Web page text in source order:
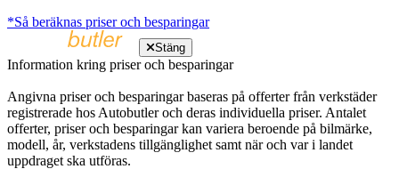
*Så beräknas priser och besparingar
Stäng
Information kring priser och besparingar
Angivna priser och besparingar baseras på offerter från verkstäder
registrerade hos Autobutler och deras individuella priser. Antalet
offerter, priser och besparingar kan variera beroende på bilmärke,
modell, år, verkstadens tillgänglighet samt när och var i landet
uppdraget ska utföras.